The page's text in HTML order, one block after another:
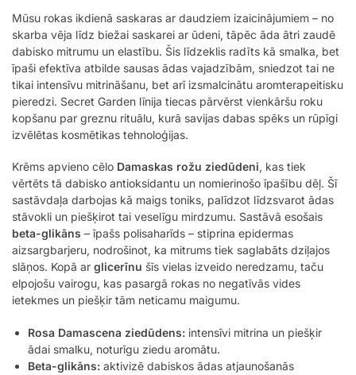
Mūsu rokas ikdienā saskaras ar daudziem izaicinājumiem – no
skarba vēja līdz biežai saskarei ar ūdeni, tāpēc āda ātri zaudē
dabisko mitrumu un elastību. Šis līdzeklis radīts kā smalka, bet
īpaši efektīva atbilde sausas ādas vajadzībām, sniedzot tai ne
tikai intensīvu mitrināšanu, bet arī izsmalcinātu aromterapeitisku
pieredzi. Secret Garden līnija tiecas pārvērst vienkāršu roku
kopšanu par greznu rituālu, kurā savijas dabas spēks un rūpīgi
izvēlētas kosmētikas tehnoloģijas.
Krēms apvieno cēlo Damaskas rožu ziedūdeni, kas tiek
vērtēts tā dabisko antioksidantu un nomierinošo īpašību dēļ. Šī
sastāvdaļa darbojas kā maigs toniks, palīdzot līdzsvarot ādas
stāvokli un piešķirot tai veselīgu mirdzumu. Sastāvā esošais
beta-glikāns – īpašs polisaharīds – stiprina epidermas
aizsargbarjeru, nodrošinot, ka mitrums tiek saglabāts dziļajos
slāņos. Kopā ar glicerīnu šīs vielas izveido neredzamu, taču
elpojošu vairogu, kas pasargā rokas no negatīvās vides
ietekmes un piešķir tām neticamu maigumu.
Rosa Damascena ziedūdens: intensīvi mitrina un piešķir
ādai smalku, noturīgu ziedu aromātu.
Beta-glikāns: aktivizē dabiskos ādas atjaunošanās